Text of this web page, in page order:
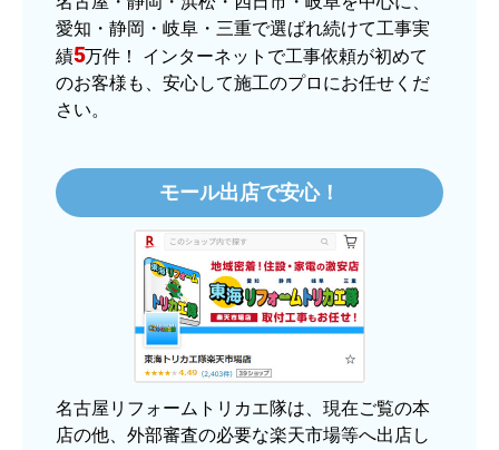
【注文商品】ヒーター・ストーブ 【注
文時期】2025年11月頃（モバイルから）
【このショップを選んだ理由は？】
【注文からどのくらいで届きましたか？】
3日程で届きました。発送作業が早かったです。
【その他感想・コメント】
大手ネットショップよりも結構安いところで買う
のは不安でしたが、発送もかなり早くて、梱包も
丁寧でした。
愛知・静岡・岐阜・三重で選ばれ続けて工事実
績5万件！ インターネットで工事依頼が初めて
のお客様も、安心して施工のプロにお任せくだ
さい。
モール出店で安心！
名古屋リフォームトリカエ隊は、現在ご覧の本
店の他、外部審査の必要な楽天市場等へ出店し